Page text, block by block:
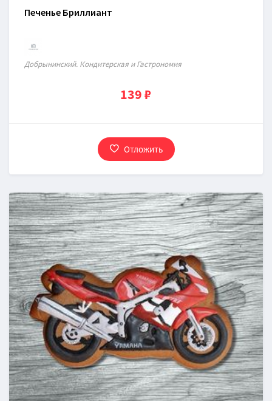
Печенье Бриллиант
Добрынинский. Кондитерская и Гастрономия
139 ₽
Отложить